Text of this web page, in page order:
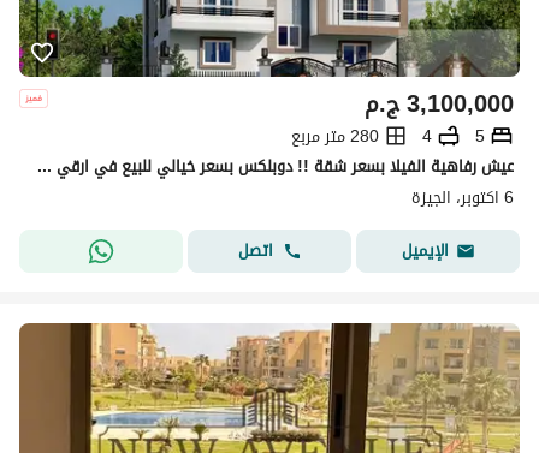
ج.م3,100,000
5
4
280 متر مربع
عيش رفاهية الفيلا بسعر شقة !! دوبلكس بسعر خيالي للبيع في ارقي احياء (6 أكتوبر )
6 اكتوبر، الجيزة
الإيميل
اتصل